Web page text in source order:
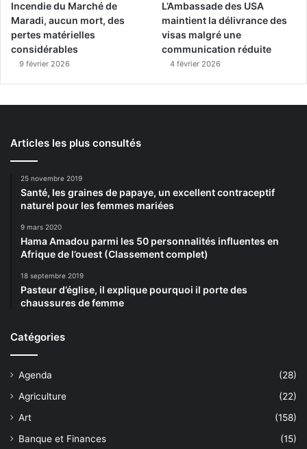
Incendie du Marché de
Maradi, aucun mort, des
pertes matérielles
considérables
9 février 2026
L’Ambassade des USA
maintient la délivrance des
visas malgré une
communication réduite
4 février 2026
Articles les plus consultés
25 novembre 2019
Santé, les graines de papaye, un excellent contraceptif
naturel pour les femmes mariées
9 mars 2020
Hama Amadou parmi les 50 personnalités influentes en
Afrique de l’ouest (Classement complet)
18 septembre 2019
Pasteur d’église, il explique pourquoi il porte des
chaussures de femme
Catégories
Agenda
(28)
Agriculture
(22)
Art
(158)
Banque et Finances
(15)